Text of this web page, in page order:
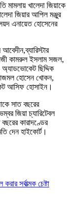
মামলায় খালেদা জিয়াকে
জিয়ার আপিল মঞ্জুর
এনায়েত হোসেনের
কামরুল ইসলাম সজল,
ছিদ্দিক
হোসেন খোকন,
আসিফ হোসাইন।
সাত বছরের
জিয়া চ্যারিটেবল
বছরের কারাদণ্ডের
দেন হাইকোর্ট।
সর্বাত্মক চেষ্টা